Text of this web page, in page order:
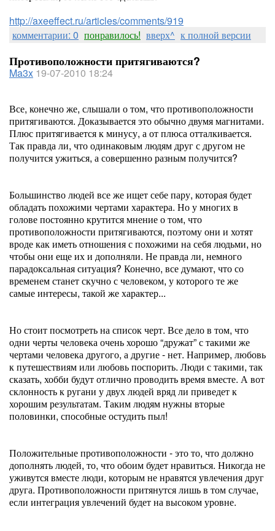
http://axeeffect.ru/articles/comments/919
комментарии: 0 понравилось! вверх^ к полной версии
Противоположности притягиваются?
Ma3x 19-07-2010 18:24
Все, конечно же, слышали о том, что противоположности
притягиваются. Доказывается это обычно двумя магнитами.
Плюс притягивается к минусу, а от плюса отталкивается.
Так правда ли, что одинаковым людям друг с другом не
получится ужиться, а совершенно разным получится?
Большинство людей все же ищет себе пару, которая будет
обладать похожими чертами характера. Но у многих в
голове постоянно крутится мнение о том, что
противоположности притягиваются, поэтому они и хотят
вроде как иметь отношения с похожими на себя людьми, но
чтобы они еще их и дополняли. Не правда ли, немного
парадоксальная ситуация? Конечно, все думают, что со
временем станет скучно с человеком, у которого те же
самые интересы, такой же характер...
Но стоит посмотреть на список черт. Все дело в том, что
одни черты человека очень хорошо “дружат” с такими же
чертами человека другого, а другие - нет. Например, любовь
к путешествиям или любовь поспорить. Люди с такими, так
сказать, хобби будут отлично проводить время вместе. А вот
склонность к ругани у двух людей вряд ли приведет к
хорошим результатам. Таким людям нужны вторые
половинки, способные остудить пыл!
Положительные противоположности - это то, что должно
дополнять людей, то, что обоим будет нравиться. Никогда не
уживутся вместе люди, которым не нравятся увлечения друг
друга. Противоположности притянутся лишь в том случае,
если интеграция увлечений будет на высоком уровне.